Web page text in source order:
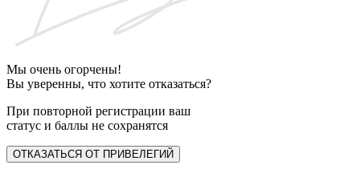
Мы очень огорчены!
Вы уверенны, что хотите отказаться?
При повторной регистрации ваш
статус и баллы не сохранятся
ОТКАЗАТЬСЯ ОТ ПРИВЕЛЕГИЙ